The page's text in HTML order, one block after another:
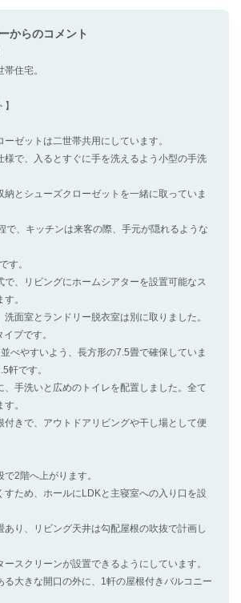
からのコメント
住宅。
ーゼットは二世帯共用にしています。
様で、入るとすぐに手を洗えるよう小型の手洗
納とシューズクローゼットを一緒に取っていま
で、キッチンは来客の際、手元が隠れるような
す。
で、リビングにホームシアターを設置可能なス
。
洗面室とランドリー脱衣室は別に取りました。
プです。
べやすいよう、長方形の7.5畳で確保していま
軒です。
、手洗いと広めのトイレを配置しました。全て
。
付きで、アウトドアリビングや干し場として便
で2階へ上がります。
すため、ホールにLDKと主寝室への入り口を設
あり、リビング天井は勾配屋根の吹抜で計画し
ースクリーンが設置できるようにしています。
る大きな開口の外に、1軒の屋根付きバルコニー